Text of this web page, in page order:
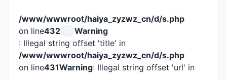
/www/wwwroot/haiya_zyzwz_cn/d/s.php
on line432
Warning
: Illegal string offset 'title' in
/www/wwwroot/haiya_zyzwz_cn/d/s.php
on line431Warning: Illegal string offset 'url' in